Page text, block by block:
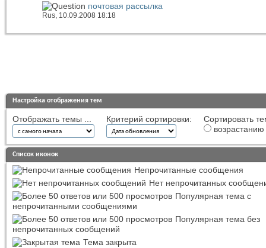
почтовая рассылка
Rus, 10.09.2008 18:18
Настройка отображения тем
Отображать темы ... Критерий сортировки:
Сортировать
возрастанию
Список иконок
Непрочитанные сообщения
Нет непрочитанных
Популярная тема с
непрочитанными сообщениями
Популярная тема без
непрочитанных сообщений
Тема закрыта